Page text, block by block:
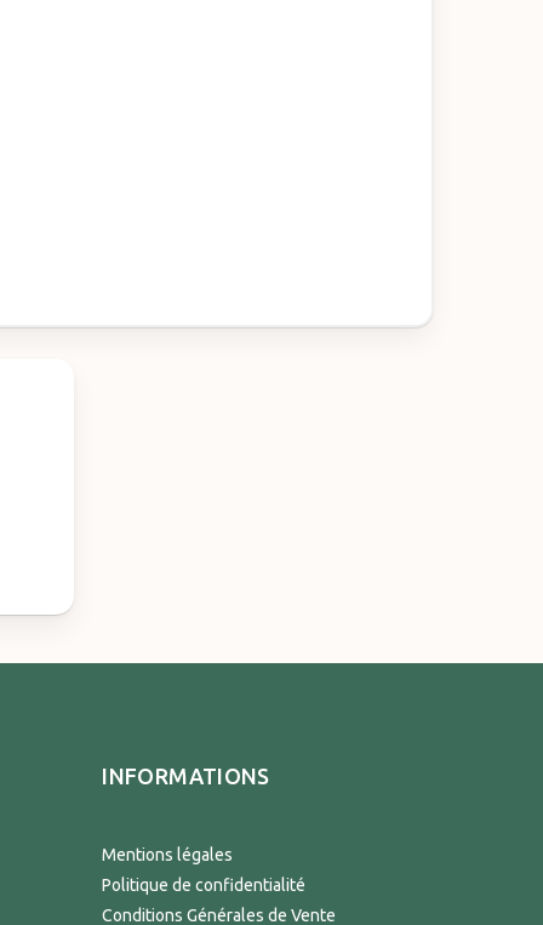
INFORMATIONS
Mentions légales
Politique de confidentialité
Conditions Générales de Vente